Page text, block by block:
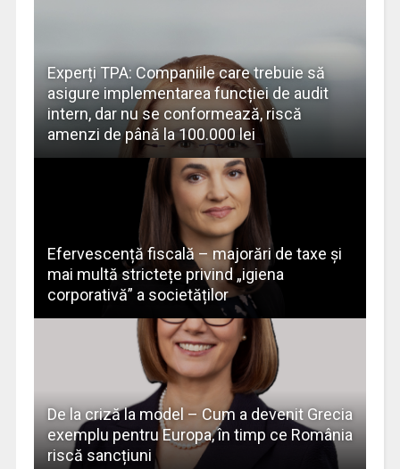
Experți TPA: Companiile care trebuie să
asigure implementarea funcției de audit
intern, dar nu se conformează, riscă
amenzi de până la 100.000 lei
Efervescență fiscală – majorări de taxe și
mai multă strictețe privind „igiena
corporativă” a societăților
De la criză la model – Cum a devenit Grecia
exemplu pentru Europa, în timp ce România
riscă sancțiuni